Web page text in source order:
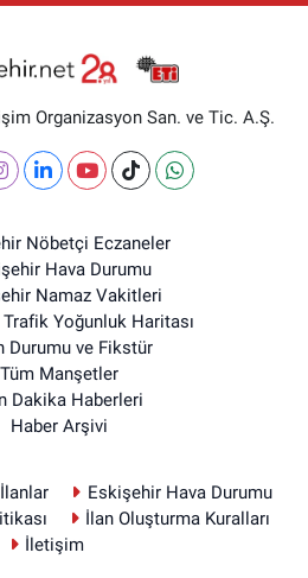
Organizasyon San. ve Tic. A.Ş.
Nöbetçi Eczaneler
Hava Durumu
Namaz Vakitleri
Yoğunluk Haritası
Durumu ve Fikstür
Tüm Manşetler
Dakika Haberleri
Haber Arşivi
Eskişehir Hava Durumu
İlan Oluşturma Kuralları
İletişim